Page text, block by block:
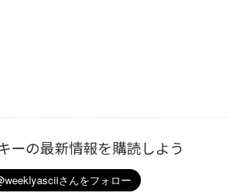
ーの最新情報を購読しよう